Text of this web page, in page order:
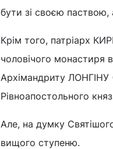
бути зі своєю паствою,
Крім того, патріарх
чоловічого монастиря
Архімандриту
Рівноапостольного
Але, на думку
вищого ступеню.